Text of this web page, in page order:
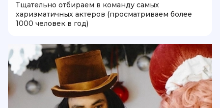
Тщательно отбираем в команду самых
харизматичных актеров (просматриваем более
1000 человек в год)